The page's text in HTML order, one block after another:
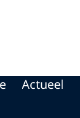
Actueel